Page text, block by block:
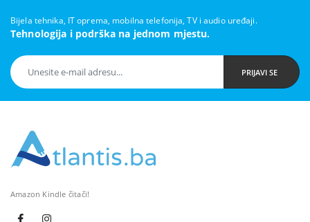
Bijela tehnika, IT oprema, mobilna telefonija, TV i audio uređaji.
Tehnologija i podrška na jednom mjestu.
PRIJAVI SE
Amazon Kindle čitači!